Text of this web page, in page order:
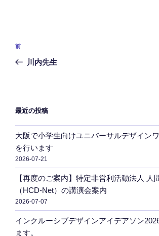
投
ー
シ
ョ
ン
前
の
前
川内先生
最近の投稿
大阪で小学生向けユニバーサルデザイン
を行います
2026-07-21
【再度のご案内】特定非営利活動法人 人
（HCD-Net）の講演会案内
2026-07-07
インクルーシブデザインアイデアソン
ます。